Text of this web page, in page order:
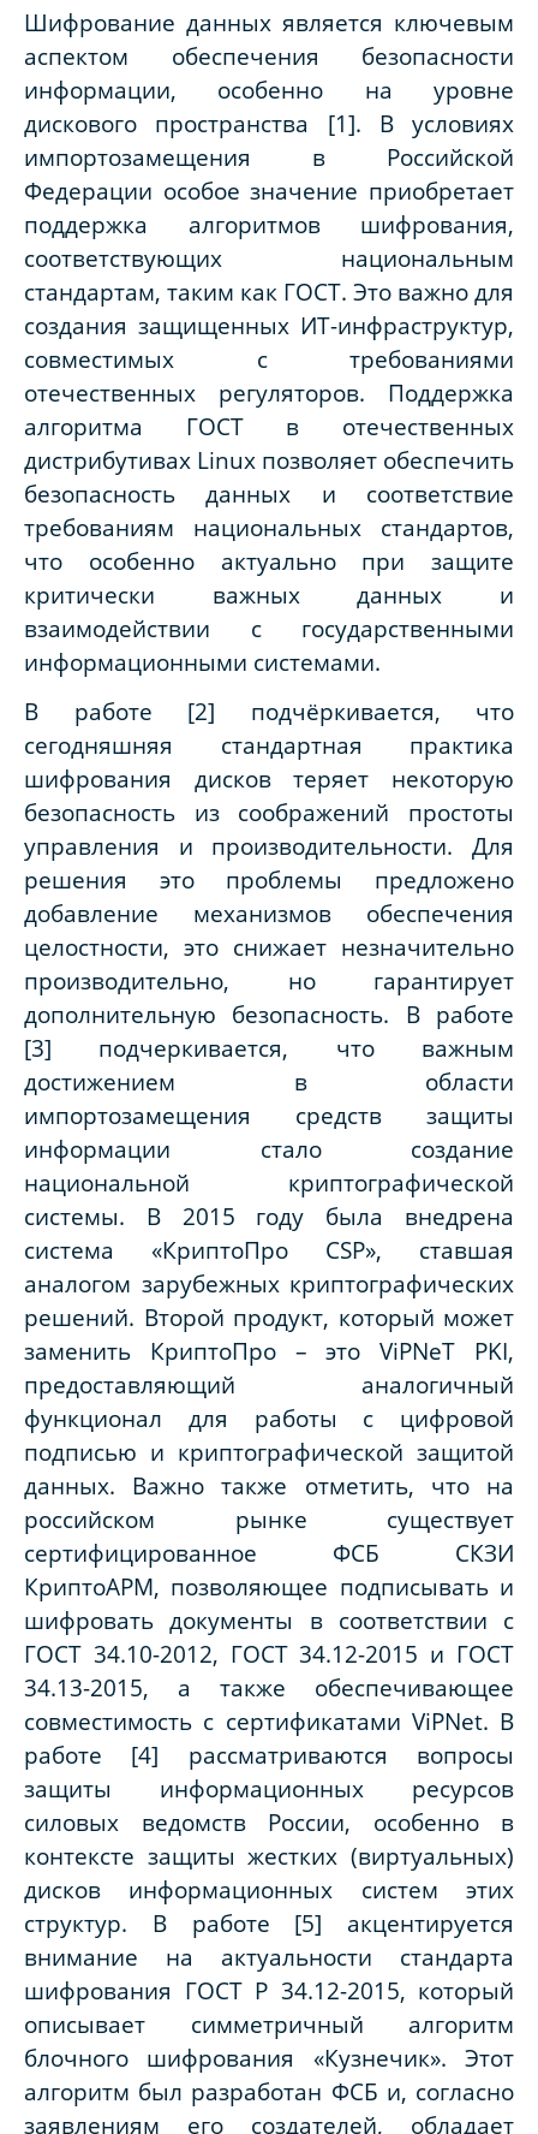
Шифрование данных является ключевым
аспектом обеспечения безопасности
информации, особенно на уровне
дискового пространства [1]. В условиях
импортозамещения в Российской
Федерации особое значение приобретает
поддержка алгоритмов шифрования,
соответствующих национальным
стандартам, таким как ГОСТ. Это важно для
создания защищенных ИТ-инфраструктур,
совместимых с требованиями
отечественных регуляторов. Поддержка
алгоритма ГОСТ в отечественных
дистрибутивах Linux позволяет обеспечить
безопасность данных и соответствие
требованиям национальных стандартов,
что особенно актуально при защите
критически важных данных и
взаимодействии с государственными
информационными системами.
В работе [2] подчёркивается, что
сегодняшняя стандартная практика
шифрования дисков теряет некоторую
безопасность из соображений простоты
управления и производительности. Для
решения это проблемы предложено
добавление механизмов обеспечения
целостности, это снижает незначительно
производительно, но гарантирует
дополнительную безопасность. В работе
[3] подчеркивается, что важным
достижением в области
импортозамещения средств защиты
информации стало создание
национальной криптографической
системы. В 2015 году была внедрена
система «КриптоПро CSP», ставшая
аналогом зарубежных криптографических
решений. Второй продукт, который может
заменить КриптоПро – это ViPNeT PKI,
предоставляющий аналогичный
функционал для работы с цифровой
подписью и криптографической защитой
данных. Важно также отметить, что на
российском рынке существует
сертифицированное ФСБ СКЗИ
КриптоАРМ, позволяющее подписывать и
шифровать документы в соответствии с
ГОСТ 34.10-2012, ГОСТ 34.12-2015 и ГОСТ
34.13-2015, а также обеспечивающее
совместимость с сертификатами ViPNet. В
работе [4] рассматриваются вопросы
защиты информационных ресурсов
силовых ведомств России, особенно в
контексте защиты жестких (виртуальных)
дисков информационных систем этих
структур. В работе [5] акцентируется
внимание на актуальности стандарта
шифрования ГОСТ Р 34.12-2015, который
описывает симметричный алгоритм
блочного шифрования «Кузнечик». Этот
алгоритм был разработан ФСБ и, согласно
заявлениям его создателей, обладает